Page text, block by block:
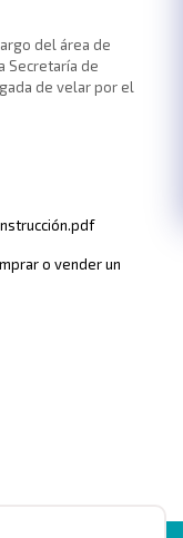
del área de
Secretaría de
de velar por el
o vender un